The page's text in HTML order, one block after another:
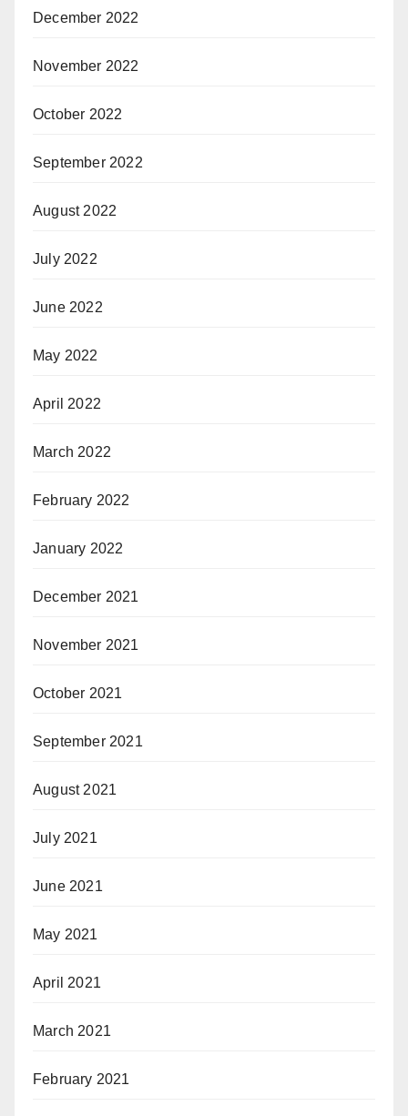
December 2022
November 2022
October 2022
September 2022
August 2022
July 2022
June 2022
May 2022
April 2022
March 2022
February 2022
January 2022
December 2021
November 2021
October 2021
September 2021
August 2021
July 2021
June 2021
May 2021
April 2021
March 2021
February 2021